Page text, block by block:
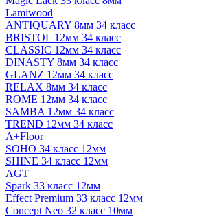
Lamiwood
ANTIQUARY 8мм 34 класс
BRISTOL 12мм 34 класс
CLASSIC 12мм 34 класс
DINASTY 8мм 34 класс
GLANZ 12мм 34 класс
RELAX 8мм 34 класс
ROME 12мм 34 класс
SAMBA 12мм 34 класс
TREND 12мм 34 класс
A+Floor
SOHO 34 класс 12мм
SHINE 34 класс 12мм
AGT
Spark 33 класс 12мм
Effect Premium 33 класс 12мм
Concept Neo 32 класс 10мм